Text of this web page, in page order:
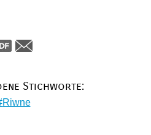
Stichworte:
Riwne